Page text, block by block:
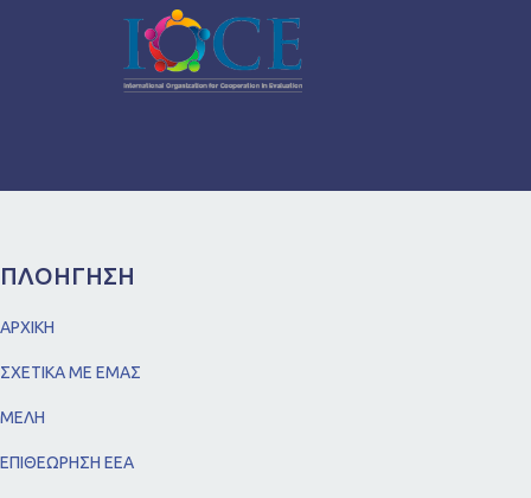
ΠΛΟΗΓΗΣΗ
ΑΡΧΙΚΗ
ΣΧΕΤΙΚΑ ΜΕ ΕΜΑΣ
ΜΕΛΗ
ΕΠΙΘΕΩΡΗΣΗ ΕΕΑ